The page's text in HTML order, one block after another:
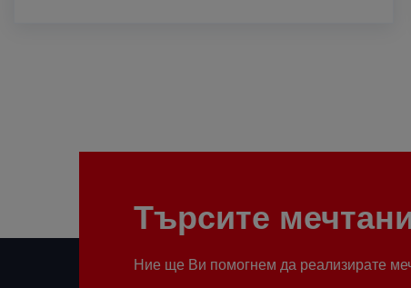
Търсите
Ние ще Ви помогнем да реализирате